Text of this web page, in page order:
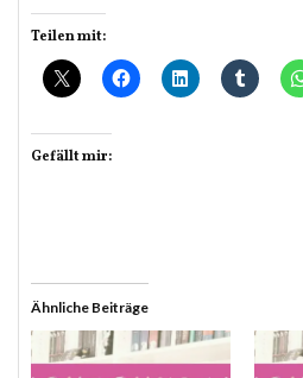
Teilen mit:
Gefällt mir:
Ähnliche Beiträge